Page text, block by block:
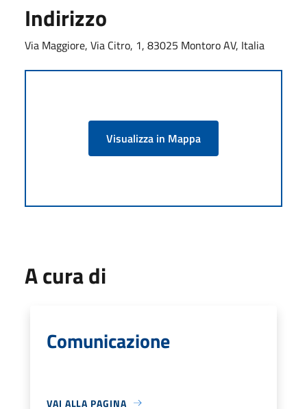
Indirizzo
Via Maggiore, Via Citro, 1, 83025 Montoro AV, Italia
Visualizza in Mappa
A cura di
Comunicazione
VAI ALLA PAGINA